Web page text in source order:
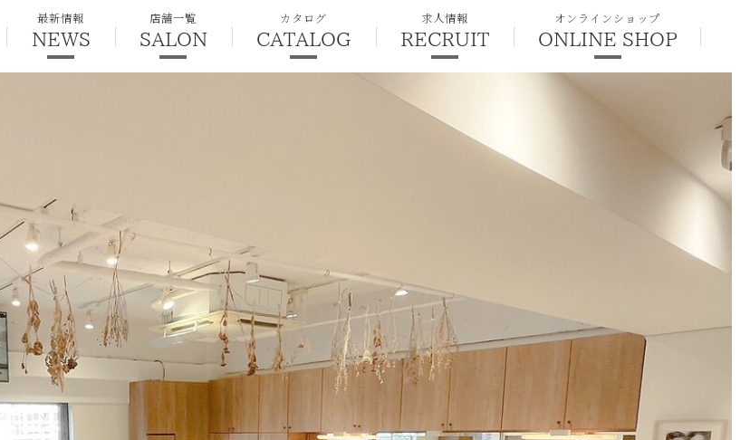
最新情報
NEWS
店舗一覧
SALON
カタログ
CATALOG
求人情報
RECRUIT
オンラインショップ
ONLINE SHOP